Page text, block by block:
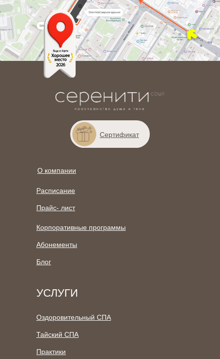
УСЛУГИ
Блог
Прайс- лист
Расписание
О компании
Абонементы
Корпоративные программы
Оздоровительный СПА
Практики
Тайский СПА
Сертификат